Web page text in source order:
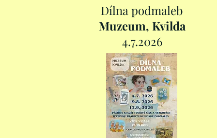
Dílna podmaleb
Muzeum, Kvilda
4.7.2026